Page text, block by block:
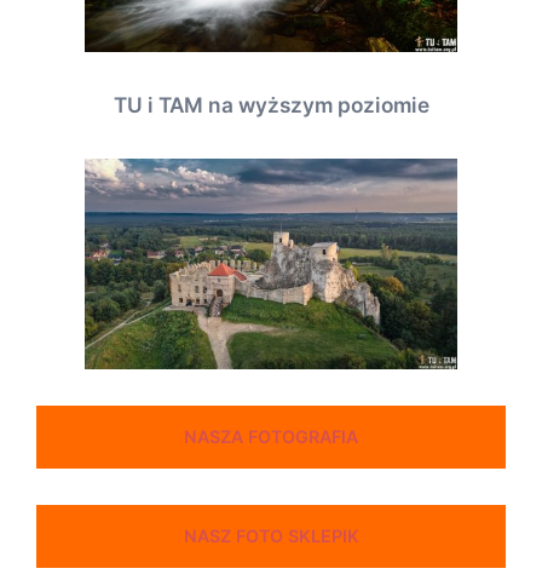
TU i TAM na wyższym poziomie
NASZA FOTOGRAFIA
NASZ FOTO SKLEPIK